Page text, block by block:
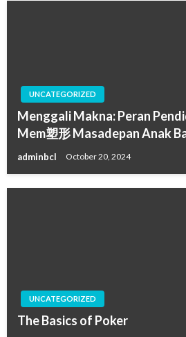
UNCATEGORIZED
Menggali Makna: Peran
Mem塑形 Masadepan Anak
adminbcl October 20, 2024
UNCATEGORIZED
The Basics of Poker